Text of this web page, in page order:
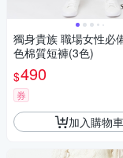
獨身貴族 職場女性必
色棉質短褲(3色)
$490
券
加入購物車